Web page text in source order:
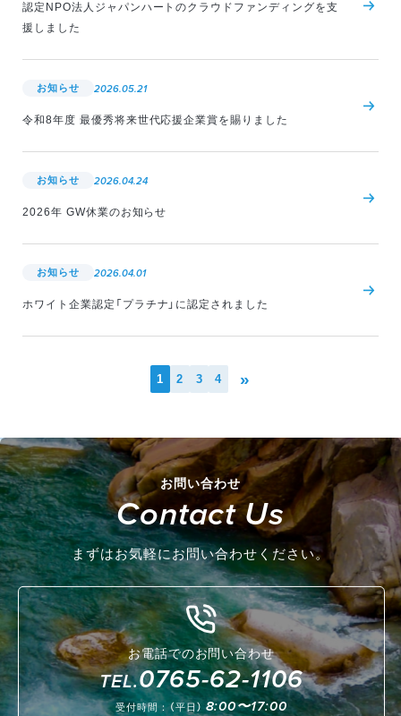
認定NPO法人ジャパンハートのクラウドファンディングを支
援しました
お知らせ 2026.05.21
令和8年度 最優秀将来世代応援企業賞を賜りました
お知らせ 2026.04.24
2026年 GW休業のお知らせ
お知らせ 2026.04.01
ホワイト企業認定「プラチナ」に認定されました
1 2 3 4 »
お問い合わせ
Contact Us
まずはお気軽にお問い合わせください。
お電話でのお問い合わせ
TEL.0765-62-1106
受付時間：（平日） 8:00〜17:00